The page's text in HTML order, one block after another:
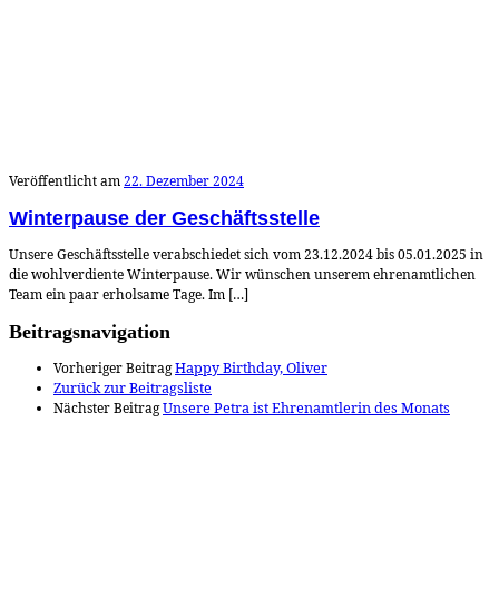
Veröffentlicht am22. Dezember 2024
Winterpause der Geschäftsstelle
Unsere Geschäftsstelle verabschiedet sich vom 23.12.2024 bis 05.01.2025 in
die wohlverdiente Winterpause. Wir wünschen unserem ehrenamtlichen
Team ein paar erholsame Tage. Im […]
Beitragsnavigation
Vorheriger BeitragHappy Birthday, Oliver
Zurück zur Beitragsliste
Nächster BeitragUnsere Petra ist Ehrenamtlerin des Monats